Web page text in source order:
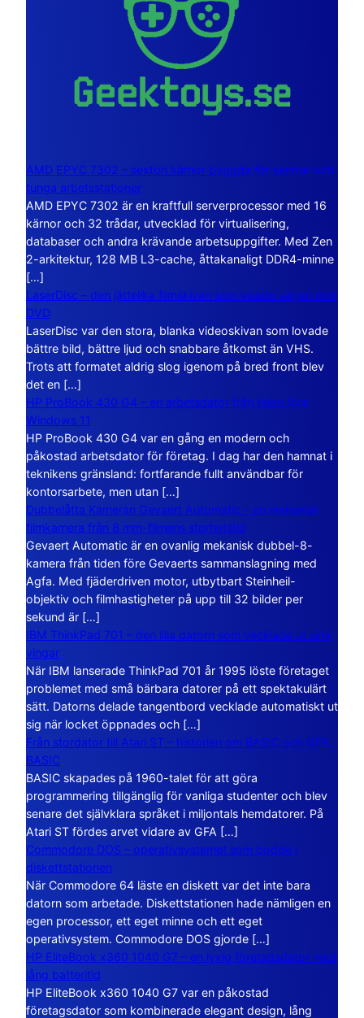
AMD EPYC 7302 – sexton kärnor byggda för servrar och
tunga arbetsstationer
AMD EPYC 7302 är en kraftfull serverprocessor med 16
kärnor och 32 trådar, utvecklad för virtualisering,
databaser och andra krävande arbetsuppgifter. Med Zen
2-arkitektur, 128 MB L3-cache, åttakanaligt DDR4-minne
[…]
LaserDisc – den jättelika filmskivan som visade vägen mot
DVD
LaserDisc var den stora, blanka videoskivan som lovade
bättre bild, bättre ljud och snabbare åtkomst än VHS.
Trots att formatet aldrig slog igenom på bred front blev
det en […]
HP ProBook 430 G4 – en arbetsdator från tiden före
Windows 11
HP ProBook 430 G4 var en gång en modern och
påkostad arbetsdator för företag. I dag har den hamnat i
teknikens gränsland: fortfarande fullt användbar för
kontorsarbete, men utan […]
Dubbelåtta Kameran Gevaert Automatic – en mekanisk
filmkamera från 8 mm-filmens storhetstid
Gevaert Automatic är en ovanlig mekanisk dubbel-8-
kamera från tiden före Gevaerts sammanslagning med
Agfa. Med fjäderdriven motor, utbytbart Steinheil-
objektiv och filmhastigheter på upp till 32 bilder per
sekund är […]
IBM ThinkPad 701 – den lilla datorn som vecklade ut sina
vingar
När IBM lanserade ThinkPad 701 år 1995 löste företaget
problemet med små bärbara datorer på ett spektakulärt
sätt. Datorns delade tangentbord vecklade automatiskt ut
sig när locket öppnades och […]
Från stordator till Atari ST – historien om BASIC och GFA
BASIC
BASIC skapades på 1960-talet för att göra
programmering tillgänglig för vanliga studenter och blev
senare det självklara språket i miljontals hemdatorer. På
Atari ST fördes arvet vidare av GFA […]
Commodore DOS – operativsystemet som bodde i
diskettstationen
När Commodore 64 läste en diskett var det inte bara
datorn som arbetade. Diskettstationen hade nämligen en
egen processor, ett eget minne och ett eget
operativsystem. Commodore DOS gjorde […]
HP EliteBook x360 1040 G7 – en lyxig företagsdator med
lång batteritid
HP EliteBook x360 1040 G7 var en påkostad
företagsdator som kombinerade elegant design, lång